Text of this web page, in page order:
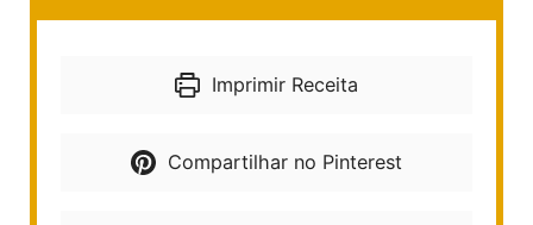
Imprimir Receita
Compartilhar no Pinterest